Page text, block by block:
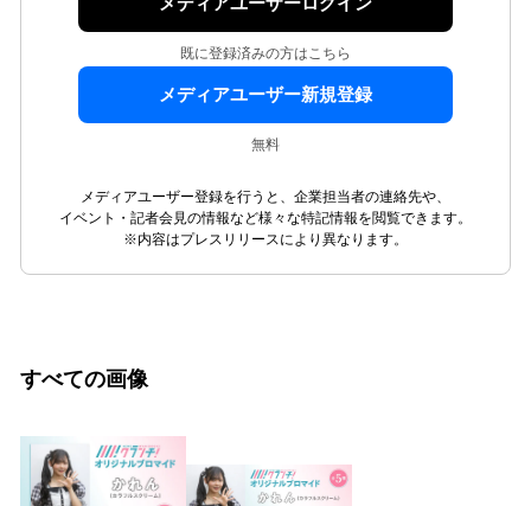
既に登録済みの方はこちら
メディアユーザー新規登録
無料
メディアユーザー登録を行うと、企業担当者の連絡先や、
イベント・記者会見の情報など様々な特記情報を閲覧できます。
※内容はプレスリリースにより異なります。
すべての画像